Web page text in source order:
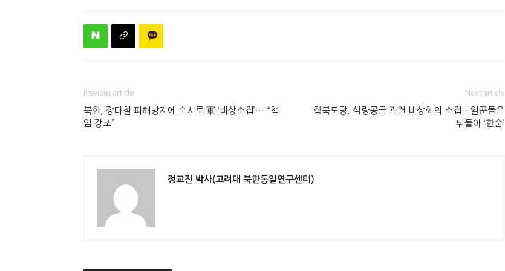
Previous article
북한, 장마철 피해방지에 수시로 軍 ‘비상소집’… “책
임 강조”
Next article
함북도당, 식량공급 관련 비상회의 소집…일꾼들은
뒤돌아 ‘한숨’
정교진 박사(고려대 북한통일연구센터)